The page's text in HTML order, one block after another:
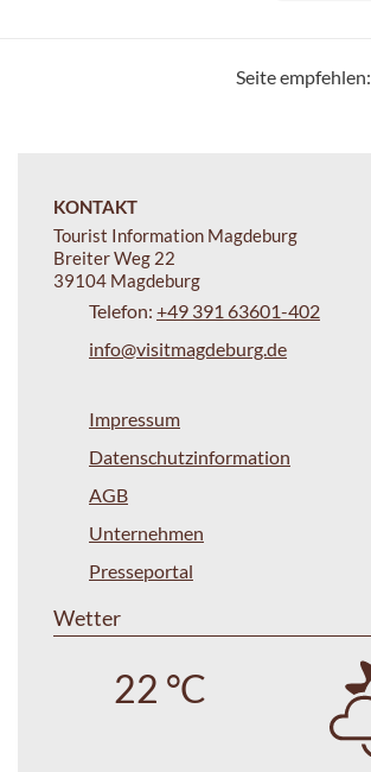
Seite empfehlen:
KONTAKT
Tourist Information Magdeburg
Breiter Weg 22
39104 Magdeburg
Telefon: +49 391 63601-402
info@visitmagdeburg.de
Impressum
Datenschutzinformation
AGB
Unternehmen
Presseportal
Wetter
22 °C